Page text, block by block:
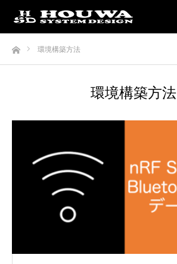
ホーム環境構築方法
環境構築方法